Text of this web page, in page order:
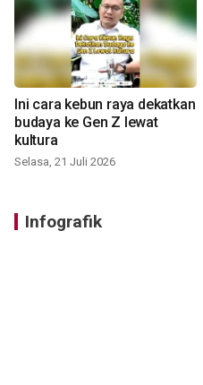
Ini cara kebun raya dekatkan
budaya ke Gen Z lewat
kultura
Selasa, 21 Juli 2026
Infografik